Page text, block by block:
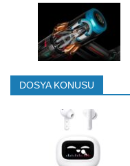
DOSYA KONUSU